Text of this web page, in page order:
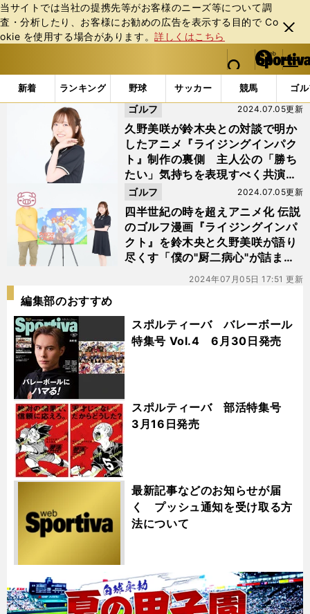
当サイトでは当社の提携先等がお客様のニーズ等について調
査・分析したり、お客様にお勧めの広告を表⽰する⽬的で Co
okie を使⽤する場合があります。詳しくはこちら
閉じ
る
web Sportiva (webスポルティーバ)
検索
マイペ
ー
ジ
メニュ
新着 ランキング 野球 サッカー 競馬 ゴ
b
ス
「#トリスタン」の最新ニュース・ 情報
久野美咲が鈴木央との対談で明か
したアニメ『ライジングインパク
ト』制作の裏側 主人公の「勝ち
たい」気持ちを表現すべく共演者
と徹底討論
2024.07.05更新
ゴルフ
四半世紀の時を超えアニメ化 伝説
のゴルフ漫画『ライジングインパ
クト』を鈴木央と久野美咲が語り
尽くす「僕の"厨二病心"が詰まっ
た作品なので...」
2024.07.05更新
ゴルフ
2024年07月05日 17:51 更新
編集部のおすすめ
スポルティーバ バレーボール
特集号 Vol.4 6月30日発売
スポルティーバ 部活特集号
3月16日発売
最新記事などのお知らせが届
く プッシュ通知を受け取る方
法について